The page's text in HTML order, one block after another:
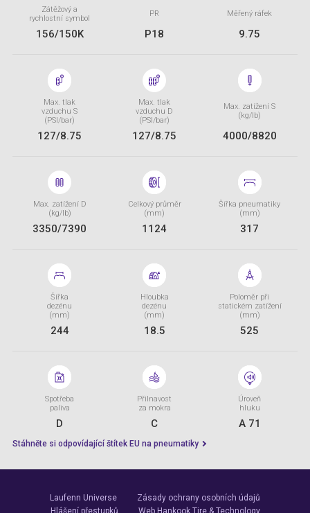
Zátěžový a
rychlostní symbol
156/150K
PR
P18
Měřený ráfek
9.75
Max. tlak
vzduchu S
(PSI/bar)
127/8.75
Max. tlak
vzduchu D
(PSI/bar)
127/8.75
Max. zatížení S
(kg/lb)
4000/8820
Max. zatížení D
(kg/lb)
3350/7390
Celkový průměr
(mm)
1124
Šířka pneumatiky
(mm)
317
Šířka
dezénu
(mm)
244
Hloubka
dezénu
(mm)
18.5
Poloměr při
statickém zatížení
(mm)
525
Spotřeba
paliva
D
Přilnavost
za mokra
C
Úroveň
hluku
A 71
Stáhněte si odpovídající štítek EU na pneumatiky
Laufenn Universe
Zásady ochrany osobních údajů